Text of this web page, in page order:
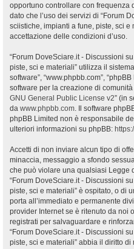
opportuno controllare con frequenza
dato che l’uso dei servizi di “Forum
sciistiche, impianti a fune, piste, sci e
accettazione delle condizioni d’uso.
“Forum DoveSciare.it - Discussioni
piste, sci e materiali” utilizza il
software”, “www.phpbb.com”,
software per la creazione di
GNU General Public License v2” (in
da www.phpbb.com. Il software
phpBB Limited non è responsabile
ulteriori informazioni su phpBB:
Accetti di non inviare alcun tipo di
minaccia, messaggio a sfondo
che può violare una qualsiasi Legge
“Forum DoveSciare.it - Discussioni
piste, sci e materiali” è ospitato, o di
porta all’immediato e permanente
provider Internet se è ritenuto da noi
registrati per salvaguardare e
“Forum DoveSciare.it - Discussioni
piste, sci e materiali” abbia il diritto